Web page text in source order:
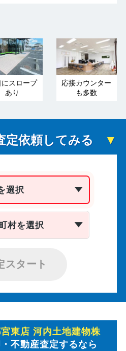
にスロープ
あり
応接カウンター
も多数
定依頼してみる
選択
村を選択
スタート
東店 河内土地建物株
不動産査定するなら